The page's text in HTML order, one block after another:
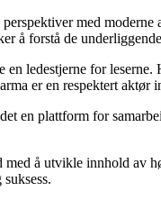
med moderne
å forstå de
ledestjerne for
er en respektert aktør
en plattform for
å utvikle innhold av